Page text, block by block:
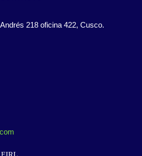
218 oficina 422, Cusco.